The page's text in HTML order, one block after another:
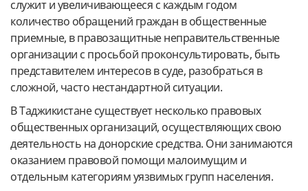
служит и увеличивающееся с каждым годом
количество обращений граждан в общественные
приемные, в правозащитные неправительственные
организации с просьбой проконсультировать, быть
представителем интересов в суде, разобраться в
сложной, часто нестандартной ситуации.
В Таджикистане существует несколько правовых
общественных организаций, осуществляющих свою
деятельность на донорские средства. Они занимаются
оказанием правовой помощи малоимущим и
отдельным категориям уязвимых групп населения.